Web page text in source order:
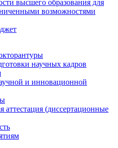
высшего образования для
возможностями
научных кадров
и инновационной
аттестация (диссертационные